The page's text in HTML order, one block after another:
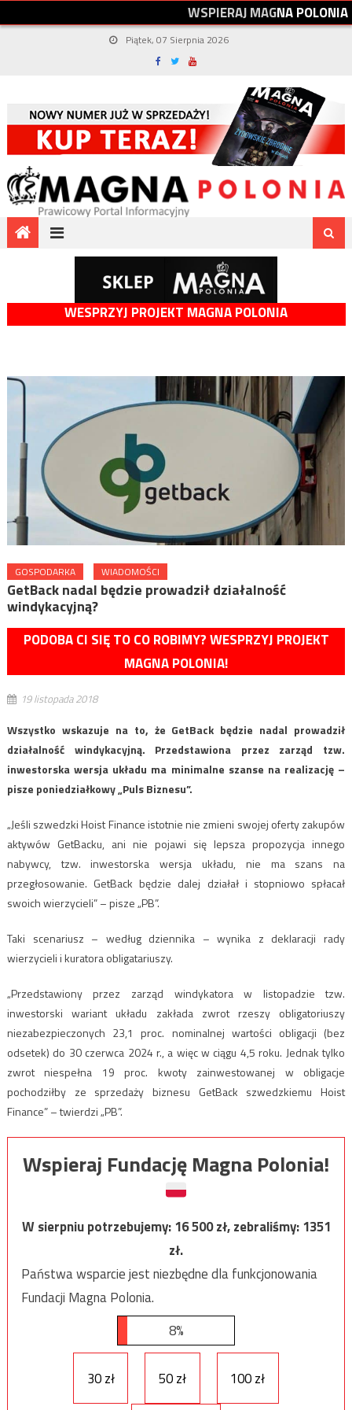
WSPIERAJMAGNAPOLONIA
Piątek, 07 Sierpnia 2026
WESPRZYJ PROJEKT MAGNA POLONIA
GOSPODARKA WIADOMOŚCI
GetBack nadal będzie prowadził działalność
windykacyjną?
PODOBA CI SIĘ TO CO ROBIMY? WESPRZYJ PROJEKT
MAGNA POLONIA!
19 listopada 2018
Wszystko wskazuje na to, że GetBack będzie nadal prowadził
działalność windykacyjną. Przedstawiona przez zarząd tzw.
inwestorska wersja układu ma minimalne szanse na realizację –
pisze poniedziałkowy „Puls Biznesu”.
„Jeśli szwedzki Hoist Finance istotnie nie zmieni swojej oferty zakupów
aktywów GetBacku, ani nie pojawi się lepsza propozycja innego
nabywcy, tzw. inwestorska wersja układu, nie ma szans na
przegłosowanie. GetBack będzie dalej działał i stopniowo spłacał
swoich wierzycieli” – pisze „PB”.
Taki scenariusz – według dziennika – wynika z deklaracji rady
wierzycieli i kuratora obligatariuszy.
„Przedstawiony przez zarząd windykatora w listopadzie tzw.
inwestorski wariant układu zakłada zwrot rzeszy obligatoriuszy
niezabezpieczonych 23,1 proc. nominalnej wartości obligacji (bez
odsetek) do 30 czerwca 2024 r., a więc w ciągu 4,5 roku. Jednak tylko
zwrot niespełna 19 proc. kwoty zainwestowanej w obligacje
pochodziłby ze sprzedaży biznesu GetBack szwedzkiemu Hoist
Finance” – twierdzi „PB”.
Wspieraj Fundację Magna Polonia!
W sierpniu potrzebujemy:16 500zł, zebraliśmy:1351
zł.
Państwa wsparcie jest niezbędne dla funkcjonowania
Fundacji Magna Polonia.
8%
30 zł 50 zł 100 zł